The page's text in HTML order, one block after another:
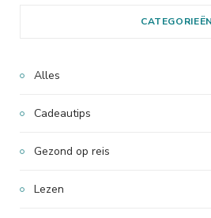
CATEGORIEËN
Alles
Cadeautips
Gezond op reis
Lezen